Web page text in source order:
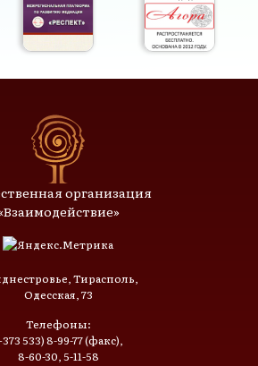
организация
Тирасполь,
Одесская, 73
Телефоны:
533) 8-99-77 (факс),
8-60-30, 5-11-58